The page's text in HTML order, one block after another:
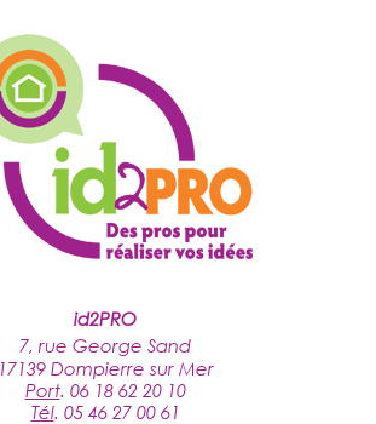
id2PRO
7, rue George Sand
17139 Dompierre sur Mer
Port. 06 18 62 20 10
Tél. 05 46 27 00 61